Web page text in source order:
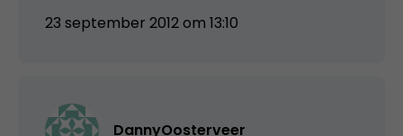
23 september 2012 om 13:10
DannyOosterveer